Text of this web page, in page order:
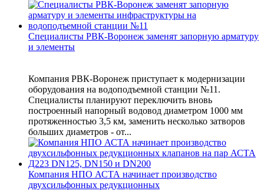
Специалисты РВК-Воронеж заменят запорную арматуру
и элементы
Компания РВК-Воронеж приступает к модернизации
оборудования на водоподъемной станции №11.
Специалисты планируют переключить вновь
построенный напорный водовод диаметром 1000 мм
протяженностью 3,5 км, заменить несколько затворов
больших диаметров - от...
Компания НПО АСТА начинает производство
двухсильфонных редукционных